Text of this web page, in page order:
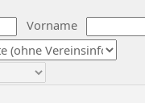
Vorname